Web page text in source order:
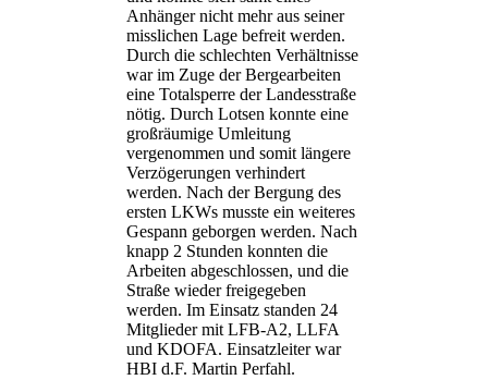
Anhänger nicht mehr aus seiner
misslichen Lage befreit werden.
Durch die schlechten Verhältnisse
war im Zuge der Bergearbeiten
eine Totalsperre der Landesstraße
nötig. Durch Lotsen konnte eine
großräumige Umleitung
vergenommen und somit längere
Verzögerungen verhindert
werden. Nach der Bergung des
ersten LKWs musste ein weiteres
Gespann geborgen werden. Nach
knapp 2 Stunden konnten die
Arbeiten abgeschlossen, und die
Straße wieder freigegeben
werden. Im Einsatz standen 24
Mitglieder mit LFB-A2, LLFA
und KDOFA. Einsatzleiter war
HBI d.F. Martin Perfahl.